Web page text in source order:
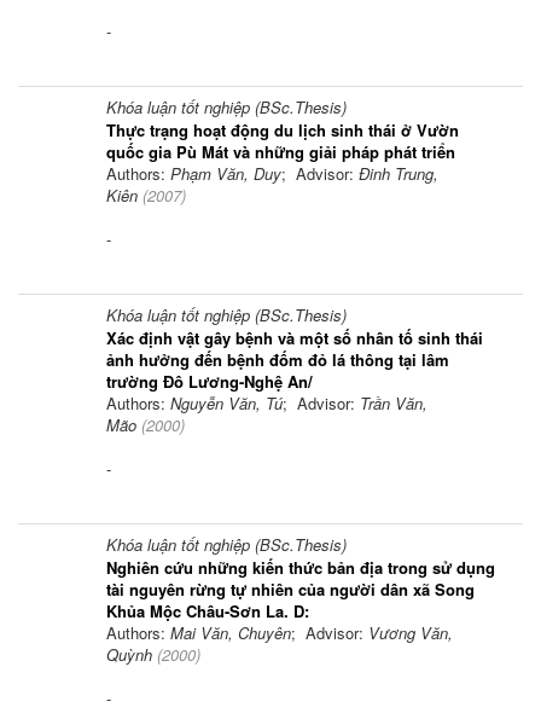
-
Khóa luận tốt nghiệp (BSc.Thesis)
Thực trạng hoạt động du lịch sinh thái ở Vườn
quốc gia Pù Mát và những giải pháp phát triển
Authors: Phạm Văn, Duy; Advisor: Đinh Trung,
Kiên (2007)
-
Khóa luận tốt nghiệp (BSc.Thesis)
Xác định vật gây bệnh và một số nhân tố sinh thái
ảnh hưởng đến bệnh đốm đỏ lá thông tại lâm
trường Đô Lương-Nghệ An/
Authors: Nguyễn Văn, Tú; Advisor: Trần Văn,
Mão (2000)
-
Khóa luận tốt nghiệp (BSc.Thesis)
Nghiên cứu những kiến thức bản địa trong sử dụng
tài nguyên rừng tự nhiên của người dân xã Song
Khủa Mộc Châu-Sơn La. D:
Authors: Mai Văn, Chuyên; Advisor: Vương Văn,
Quỳnh (2000)
-